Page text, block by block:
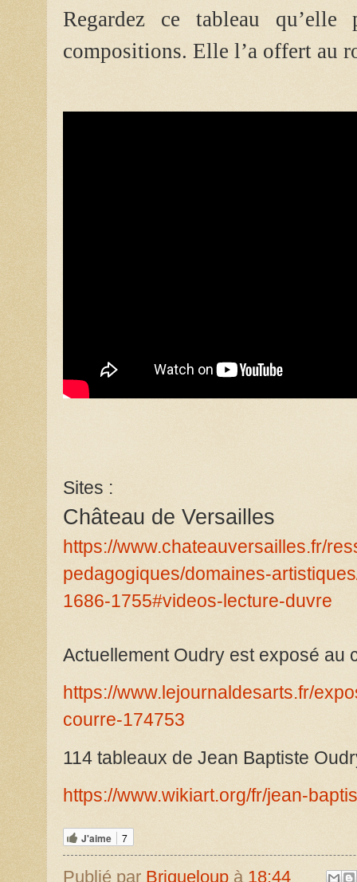
Regardez ce tableau
compositions. Elle l’a offert au
Sites :
Château de Versailles
https://www.chateauversailles.fr/
pedagogiques/domaines-
1686-1755#videos-lecture-duvre
Actuellement Oudry est exposé au
https://www.lejournaldesarts.fr/
courre-174753
114 tableaux de Jean Baptiste
https://www.wikiart.org/fr/jean-
J'aime 7
Publié par Briqueloup à 18:44